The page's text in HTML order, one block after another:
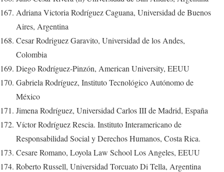
Adriana Victoria Rodríguez Caguana, Universidad de Buenos
Aires, Argentina
Cesar Rodriguez Garavito, Universidad de los Andes,
Colombia
Diego Rodríguez-Pinzón, American University, EEUU
Gabriela Rodríguez, Instituto Tecnológico Autónomo de
México
Jimena Rodríguez, Universidad Carlos III de Madrid, España
Víctor Rodríguez Rescia. Instituto Interamericano de
Responsabilidad Social y Derechos Humanos, Costa Rica.
Cesare Romano, Loyola Law School Los Angeles, EEUU
Roberto Russell, Universidad Torcuato Di Tella, Argentina